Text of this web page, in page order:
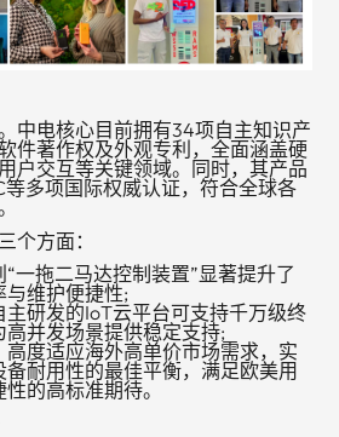
中电核心目前拥有34项自主知识产
件著作权及外观专利，全面涵盖硬
户交互等关键领域。同时，其产品
等多项国际权威认证，符合全球各
个方面：
一拖二马达控制装置”显著提升了
维护便捷性;
主研发的IoT云平台可支持千万级终
并发场景提供稳定支持;
高度适应海外高单价市场需求，实
耐用性的最佳平衡，满足欧美用
的高标准期待。